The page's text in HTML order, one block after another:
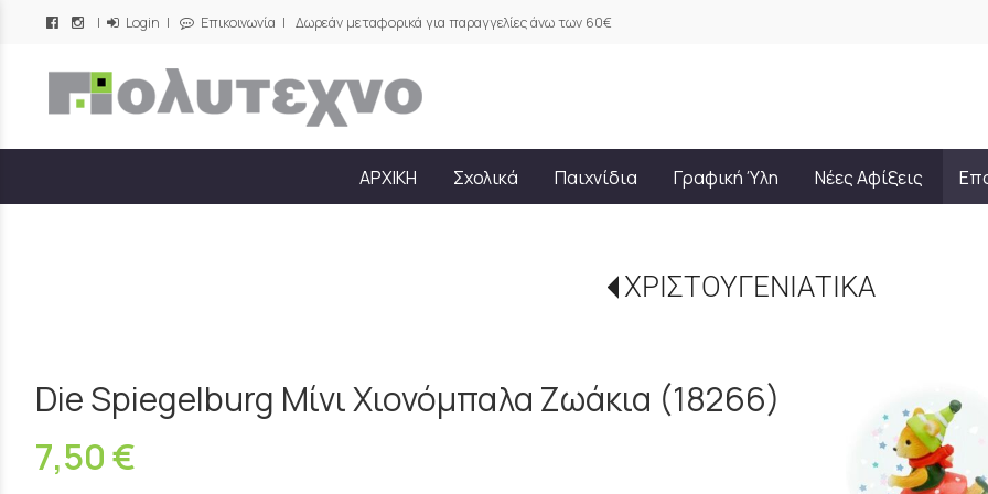
| Login | Επικοινωνία | Δωρεάν μεταφορικά για παραγγελίες άνω των 60€
/
ΑΡΧΙΚΗ Σχολικά Παιχνίδια Γραφική Ύλη Νέες Αφίξεις
ΧΡΙΣΤΟΥΓΕΝΙΑΤΙΚΑ
Die Spiegelburg Μίνι Χιονόμπαλα Ζωάκια (18266)
7,50 €